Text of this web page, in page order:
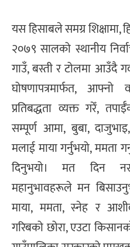
यस हिसाबले समग्र शिक्षामा,
२०७९ सालको स्थानीय
गाउँ, बस्ती र टोलमा आउँदै
घोषणापत्रमार्फत, आफ्नो
प्रतिबद्धता व्यक्त गरेँ,
सम्पूर्ण आमा, बुबा,
मलाई माया गर्नुभयो, ममता
दिनुभयो। मत दिन
महानुभावहरूले मन
माया, ममता, स्नेह र
गरिबको छोरा, एउटा